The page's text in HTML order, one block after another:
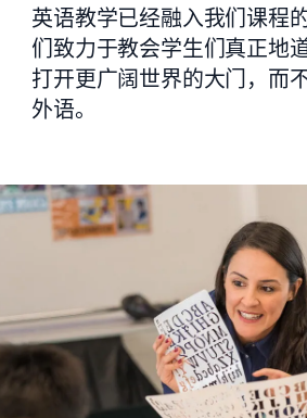
英语教学已经融入我们课程
们致力于教会学生们真正地
打开更广阔世界的大门，而
外语。